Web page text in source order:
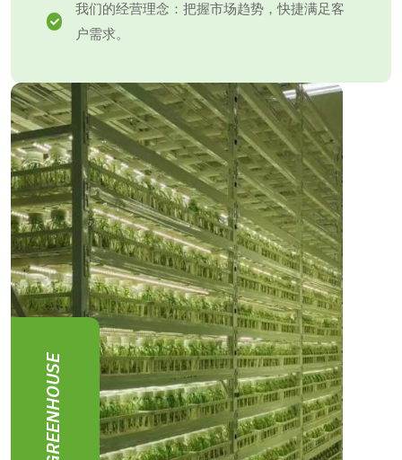
我们的经营理念：把握市场趋势，快捷满足客
户需求。